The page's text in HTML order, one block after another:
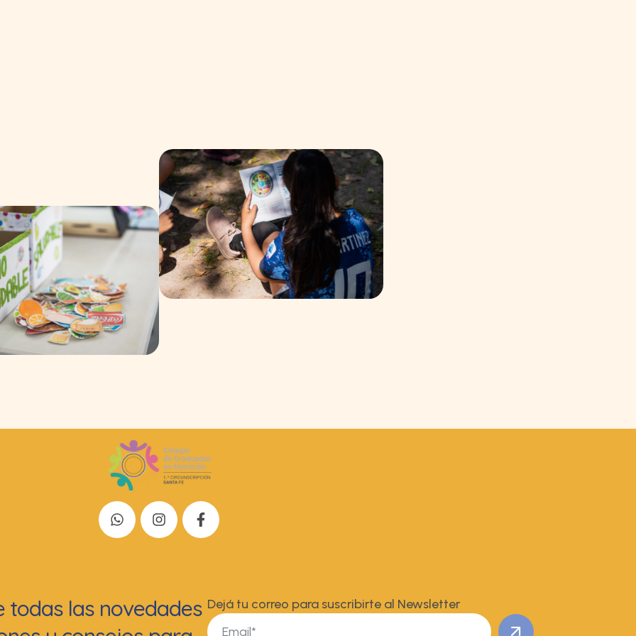
todas las novedades Dejá tu correo para suscribirte al Newsletter